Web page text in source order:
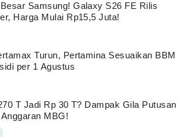
Samsung! Galaxy S26 FE Rilis
Harga Mulai Rp15,5 Juta!
Turun, Pertamina Sesuaikan BBM
per 1 Agustus
T Jadi Rp 30 T? Dampak Gila Putusan
MBG!